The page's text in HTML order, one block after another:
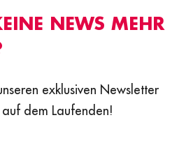
NEWS MEHR
exklusiven Newsletter
dem Laufenden!